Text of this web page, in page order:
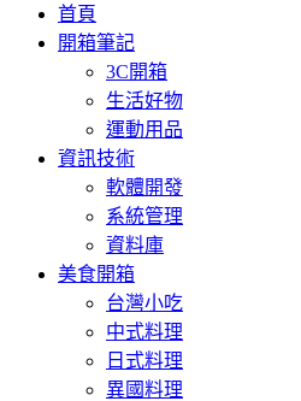
首頁
開箱筆記
3C開箱
生活好物
運動用品
資訊技術
軟體開發
系統管理
資料庫
美食開箱
台灣小吃
中式料理
日式料理
異國料理